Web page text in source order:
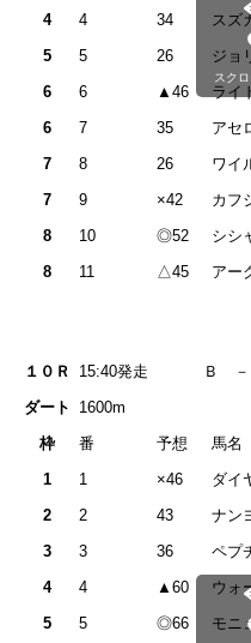
4
4 34 スズ
5
5 26 ジ
6
6 ▲46
6
7 35 ア
7
8 26 ワイ
7
9 ×42 カ
8
10 ◎52 シ
8
11 △45 ア
スク
１０Ｒ
15:40発走
ダート
1600m
枠
番 予想 馬名
1
1 ×46 ダイ
2
2 43 ナン
3
3 36 ペ
4
4 ▲60 ウォ
5
5 ◎66 モニ